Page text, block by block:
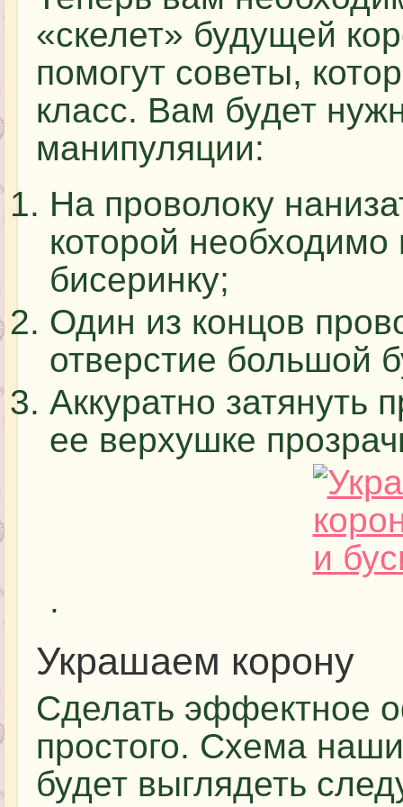
«скелет» будущей
помогут советы,
класс. Вам будет
манипуляции:
На проволоку
которой
бисеринку;
Один из концов
отверстие большой
Аккуратно затянуть
ее верхушке
.
Украшаем корону
Сделать эффектное
простого. Схема
будет выглядеть